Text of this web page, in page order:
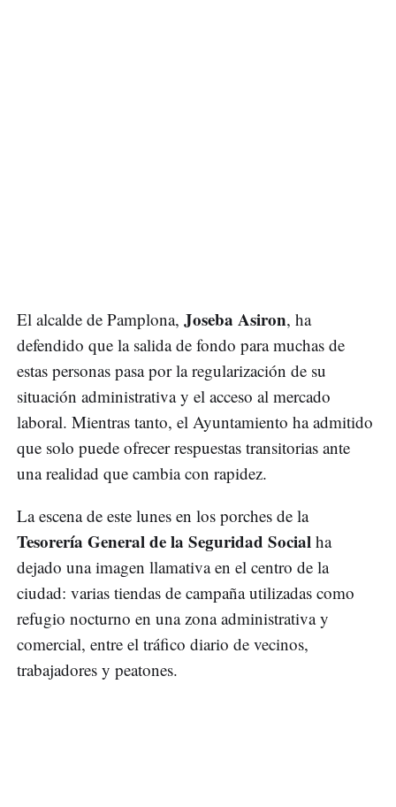
El alcalde de Pamplona, Joseba Asiron, ha
defendido que la salida de fondo para muchas de
estas personas pasa por la regularización de su
situación administrativa y el acceso al mercado
laboral. Mientras tanto, el Ayuntamiento ha admitido
que solo puede ofrecer respuestas transitorias ante
una realidad que cambia con rapidez.
La escena de este lunes en los porches de la
Tesorería General de la Seguridad Social ha
dejado una imagen llamativa en el centro de la
ciudad: varias tiendas de campaña utilizadas como
refugio nocturno en una zona administrativa y
comercial, entre el tráfico diario de vecinos,
trabajadores y peatones.